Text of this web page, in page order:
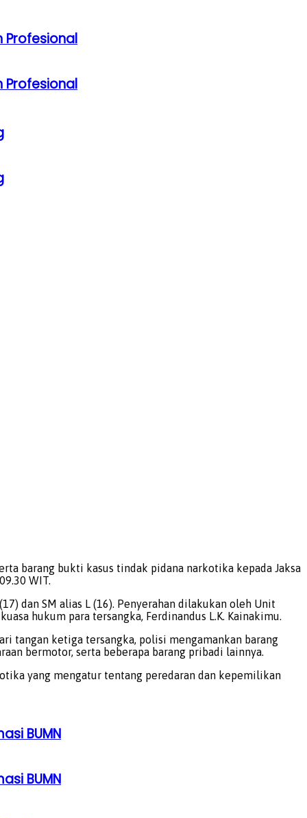
Profesional
BUMN
Profesional
BUMN
barang bukti kasus tindak pidana narkotika kepada Jaksa
WIT.
dan SM alias L (16). Penyerahan dilakukan oleh Unit
hukum para tersangka, Ferdinandus L.K. Kainakimu.
tangan ketiga tersangka, polisi mengamankan barang
bermotor, serta beberapa barang pribadi lainnya.
yang mengatur tentang peredaran dan kepemilikan